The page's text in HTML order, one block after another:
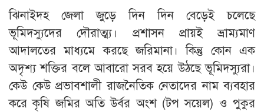
ঝিনাইদহ জেলা জুড়ে দিন দিন বেড়েই চলেছে
ভূমিদস্যুদের দৌরাত্ম্য। প্রশাসন প্রায়ই ভ্রাম্যমাণ
আদালতের মাধ্যমে করছে জরিমানা। কিন্তু কোন এক
অদৃশ্য শক্তির বলে আবারো সরব হয়ে উঠছে ভূমিদস্যুরা।
কেউ কেউ প্রভাবশালী রাজনৈতিক নেতাদের নাম ব্যবহার
করে কৃষি জমির অতি উর্বর অংশ (টপ সয়েল) ও পুকুর